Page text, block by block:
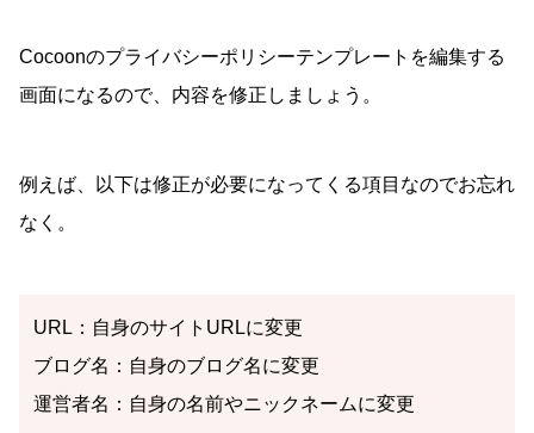
Cocoonのプライバシーポリシーテンプレートを編集する
画面になるので、内容を修正しましょう。
例えば、以下は修正が必要になってくる項目なのでお忘れ
なく。
URL：自身のサイトURLに変更
ブログ名：自身のブログ名に変更
運営者名：自身の名前やニックネームに変更